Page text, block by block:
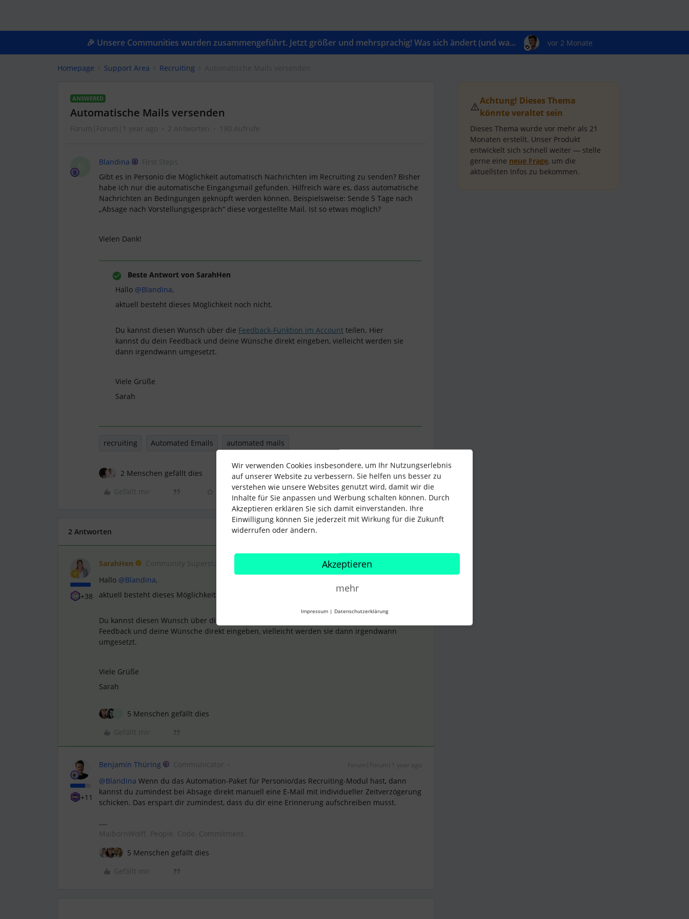
🎉 Unsere Communities wurden zusammengeführt. Jetzt größer und mehrsprachig! Was sich ändert (und wa... vor 2 Monate
Homepage Support Area Recruiting
ANSWERED
Automatische Mails versenden
Forum|Forum|1 year ago 2 Antworten 190 Aufrufe
B Blandina
First Steps
Gibt es in Personio die Möglichkeit automatisch Nachrichten im Recruiting zu senden? Bisher
habe ich nur die automatische Eingangsmail gefunden. Hilfreich wäre es, dass automatische
Nachrichten an Bedingungen geknüpft werden können. Beispielsweise: Sende 5 Tage nach
„Absage nach Vorstellungsgespräch“ diese vorgestellte Mail. Ist so etwas möglich?
Vielen Dank!
Beste Antwort von SarahHen
Hallo @Blandina,
aktuell besteht dieses Möglichkeit noch nicht.
Du kannst diesen Wunsch über die Feedback-Funktion im Account teilen. Hier
kannst du dein Feedback und deine Wünsche direkt eingeben, vielleicht werden sie
dann irgendwann umgesetzt.
Viele Grüße
Sarah
recruiting Automated Emails automated mails
2 Menschen gefällt dies
Gefällt mir
Teilen
2 Antworten
+38
SarahHen Forum|Forum|1 year ago
Hallo @Blandina,
aktuell besteht dieses Möglichkeit noch nicht.
Du kannst diesen Wunsch über die
Feedback und deine Wünsche direkt eingeben, vielleicht werden sie dann irgendwann
umgesetzt.
Viele Grüße
Sarah
5 Menschen gefällt dies
+11
Benjamin Thüring Communicator Forum|Forum|1 year ago
@Blandina Wenn du das Automation-Paket für Personio/das Recruiting-Modul hast, dann
kannst du zumindest bei Absage direkt manuell eine E-Mail mit individueller Zeitverzögerung
schicken. Das erspart dir zumindest, dass du dir eine Erinnerung aufschreiben musst.
MaibornWolff. People. Code. Commitment.
5 Menschen gefällt dies
Gefällt mir
⚠️Achtung! Dieses Thema
könnte veraltet sein
Dieses Thema wurde vor mehr als 21
Monaten erstellt. Unser Produkt
entwickelt sich schnell weiter — stelle
gerne eine neue Frage, um die
aktuellsten Infos zu bekommen.
Wir verwenden Cookies insbesondere, um Ihr Nutzungserlebnis
auf unserer Website zu verbessern. Sie helfen uns besser zu
verstehen wie unsere Websites genutzt wird, damit wir die
Inhalte für Sie anpassen und Werbung schalten können. Durch
Akzeptieren erklären Sie sich damit einverstanden. Ihre
Einwilligung können Sie jederzeit mit Wirkung für die Zukunft
widerrufen oder ändern.
Akzeptieren
mehr
Impressum | Datenschutzerklärung